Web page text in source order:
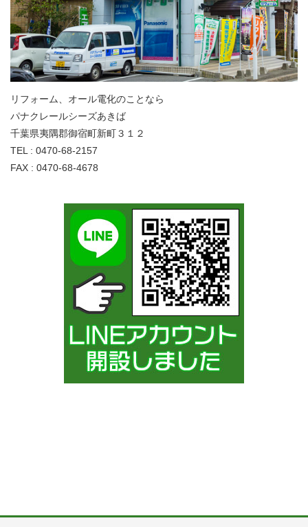
リフォーム、オール電化のことなら
パナクレールシーズあきば
千葉県夷隅郡御宿町新町３１２
TEL : 0470-68-2157
FAX : 0470-68-4678